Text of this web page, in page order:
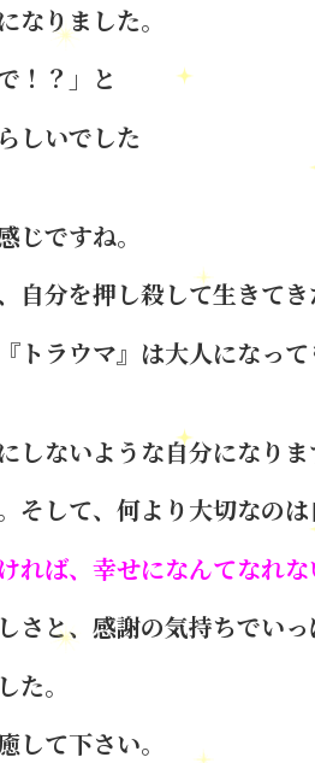
なりました。
！？」と
しいでした
じですね。
自分を押し殺して生きてき
トラウマ』は大人になっ
しないような自分になりま
そして、何より大切なのは
れば、 幸せになんてなれな
と、 感謝の気持ちでいっ
た。
して下さい。